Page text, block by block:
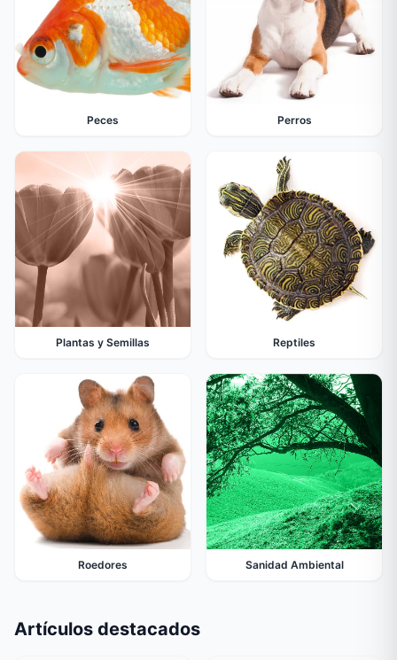
Peces Perros
Plantas y Semillas Reptiles
Roedores Sanidad Ambiental
Artículos destacados